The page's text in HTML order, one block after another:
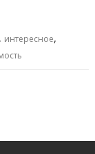
, интересное,